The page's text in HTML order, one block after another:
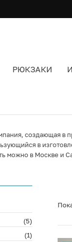
РЮКЗАКИ
создающая в
в
можно в Москве и
(5)
(1)